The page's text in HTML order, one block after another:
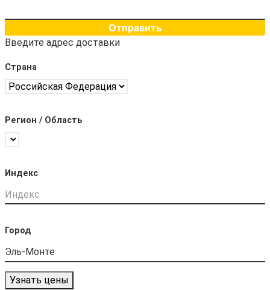
Отправить
Введите адрес доставки
Страна
Регион / Область
Индекс
Город
Узнать цены